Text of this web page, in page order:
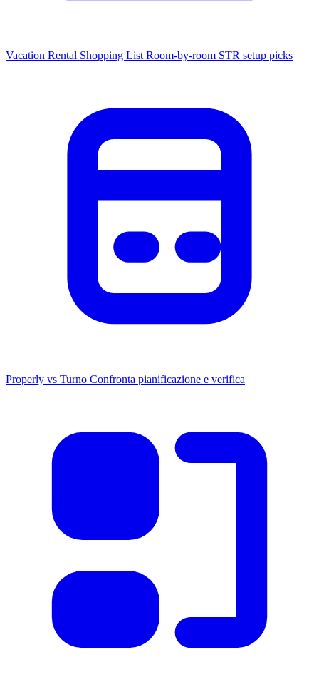
Vacation Rental Shopping List Room-by-room STR setup picks
Properly vs Turno Confronta pianificazione e verifica